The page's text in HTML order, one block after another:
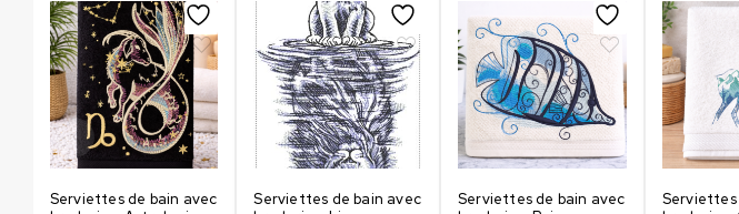
Serviettes de bain avec
Serviettes de bain avec
Serviettes de bain avec
Serviettes